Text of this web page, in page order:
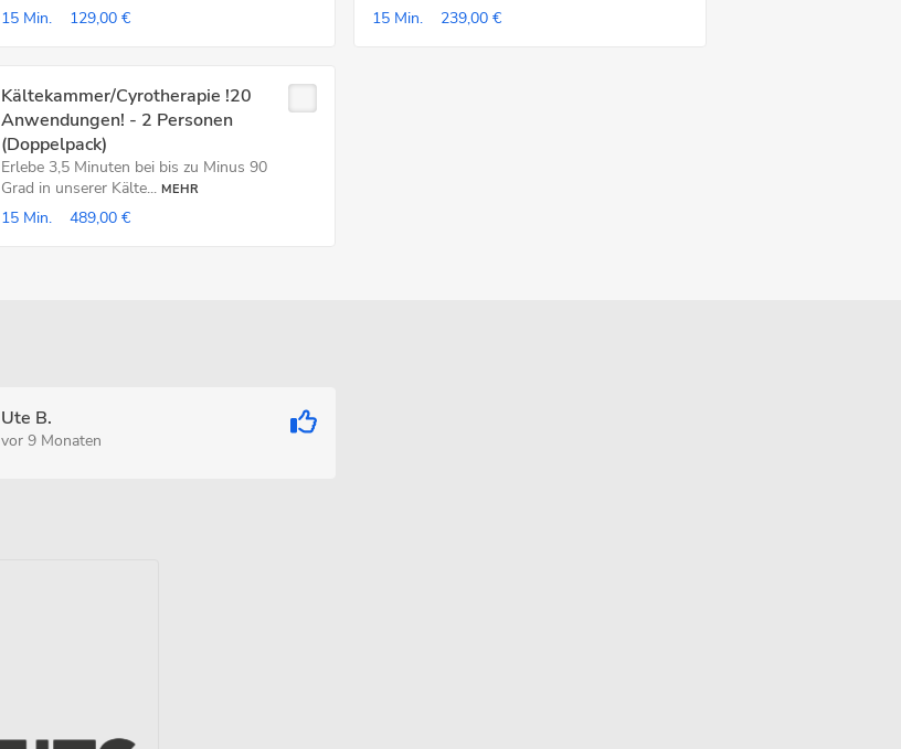
15 Min. 129,00 € 15 Min. 239,00 €
Kältekammer/Cyrotherapie !20
Anwendungen! - 2 Personen
(Doppelpack)
Erlebe 3,5 Minuten bei bis zu Minus 90
Grad in unserer Kälte... MEHR
15 Min. 489,00 €
Ute B.
vor 9 Monaten